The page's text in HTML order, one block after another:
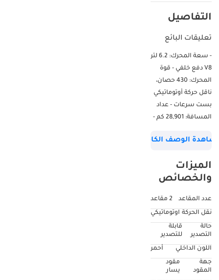
التفاصيل
تعليقات البائع
- سعة المحرك: 6.2 لتر
V8 دفع خلفي - قوة
المحرك: 430 حصان،
ناقل حركة أوتوماتيكي
بست سرعات - عداد
المسافة: 28,901 كم -
لدى شيفروليه - باقة
بتكلفة إضافية) - يأتي
مع مفتاحين -
---- تشمل قائمة
الخيارات: - دخول/
مقعد جلدي كهربائي
مع ذاكرة (للسائق) -
الوصف الكامل
الميزات
والخصائص
عدد المقاعد
2 مقاعد
نقل الحركة اوتوماتيكي
حالة
التصدير
قابلة
للتصدير
اللون الداخلي
أحمر
جهة
المقود
مقود
يسار